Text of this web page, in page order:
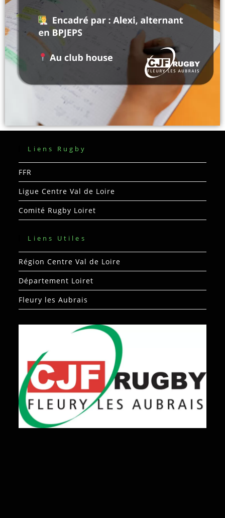
Liens Rugby
FFR
Ligue Centre Val de Loire
Comité Rugby Loiret
Liens Utiles
Région Centre Val de Loire
Département Loiret
Fleury les Aubrais